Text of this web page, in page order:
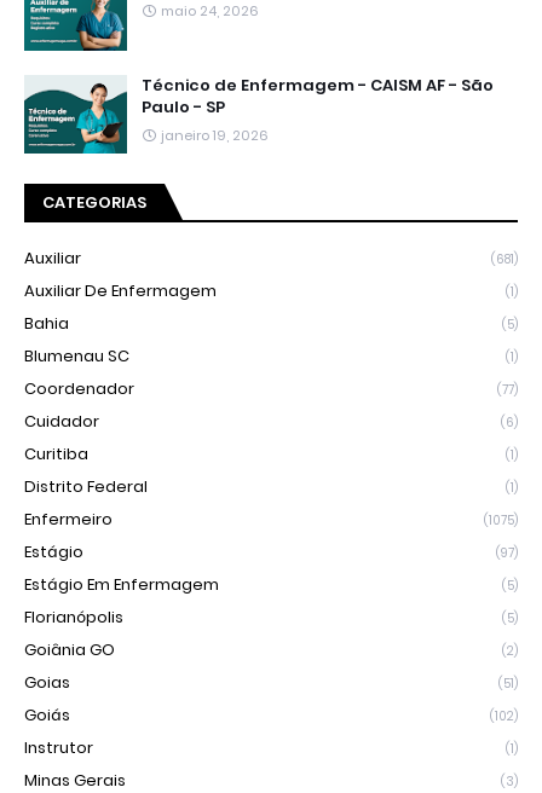
maio 24, 2026
Técnico de Enfermagem - CAISM AF - São
Paulo - SP
janeiro 19, 2026
CATEGORIAS
Auxiliar (681)
Auxiliar De Enfermagem (1)
Bahia (5)
Blumenau SC (1)
Coordenador (77)
Cuidador (6)
Curitiba (1)
Distrito Federal (1)
Enfermeiro (1075)
Estágio (97)
Estágio Em Enfermagem (5)
Florianópolis (5)
Goiânia GO (2)
Goias (51)
Goiás (102)
Instrutor (1)
Minas Gerais (3)